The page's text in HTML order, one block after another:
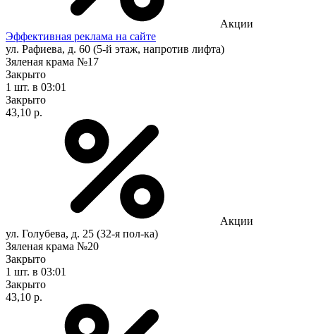
Акции
Эффективная реклама на сайте
ул. Рафиева, д. 60 (5-й этаж, напротив лифта)
Зяленая крама №17
Закрыто
1 шт. в 03:01
Закрыто
43,10 р.
Акции
ул. Голубева, д. 25 (32-я пол-ка)
Зяленая крама №20
Закрыто
1 шт. в 03:01
Закрыто
43,10 р.